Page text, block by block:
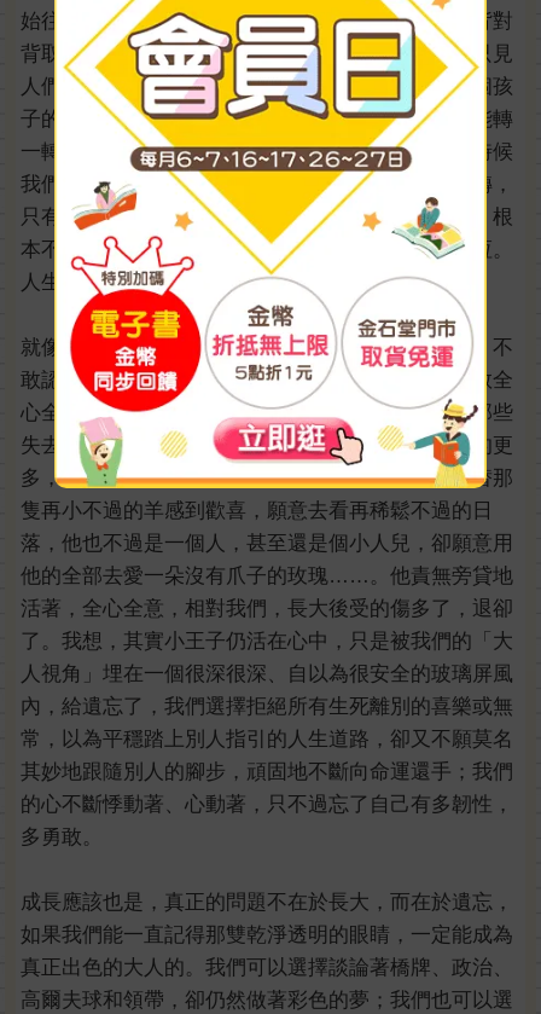
始往人多的地方游去，希望能獲得溫暖，即使只是背對
背取暖。如同蛇說的：「人多的地方也很寂寞。」只見
人們都旋轉著疏離，他們大聲嘲笑你，要你忘記當個孩
子的事，要你忘記那一顆顆閃爍的夢想，笑你不可能轉
一轉就得到永恆的快樂。可是旋轉就只是旋轉，小時候
我們最愛的旋轉木馬每天轉，我們親愛的地球也在轉，
只有我們自己忘記怎麼轉了。其實愛旋轉就愛旋轉，根
本不需要知道下一刻幸福在哪裡，更不會去肖想永恆。
人生也是如此，諸如此類。
就像我們都以為我們只是路過人生，所以漫不經心，不
敢認真面對事情，不敢認真的馴養一匹狐狸，更不敢全
心全意去愛一朵玫瑰，深怕我們有一天會承受不住那些
失去的痛苦，但小王子何嘗不是路過地球？他路過的更
多，但他卻願意去馴養或是被那隻狐狸馴養，願意替那
隻再小不過的羊感到歡喜，願意去看再稀鬆不過的日
落，他也不過是一個人，甚至還是個小人兒，卻願意用
他的全部去愛一朵沒有爪子的玫瑰……。他責無旁貸地
活著，全心全意，相對我們，長大後受的傷多了，退卻
了。我想，其實小王子仍活在心中，只是被我們的「大
人視角」埋在一個很深很深、自以為很安全的玻璃屏風
內，給遺忘了，我們選擇拒絕所有生死離別的喜樂或無
常，以為平穩踏上別人指引的人生道路，卻又不願莫名
其妙地跟隨別人的腳步，頑固地不斷向命運還手；我們
的心不斷悸動著、心動著，只不過忘了自己有多韌性，
多勇敢。
成長應該也是，真正的問題不在於長大，而在於遺忘，
如果我們能一直記得那雙乾淨透明的眼睛，一定能成為
真正出色的大人的。我們可以選擇談論著橋牌、政治、
高爾夫球和領帶，卻仍然做著彩色的夢；我們也可以選